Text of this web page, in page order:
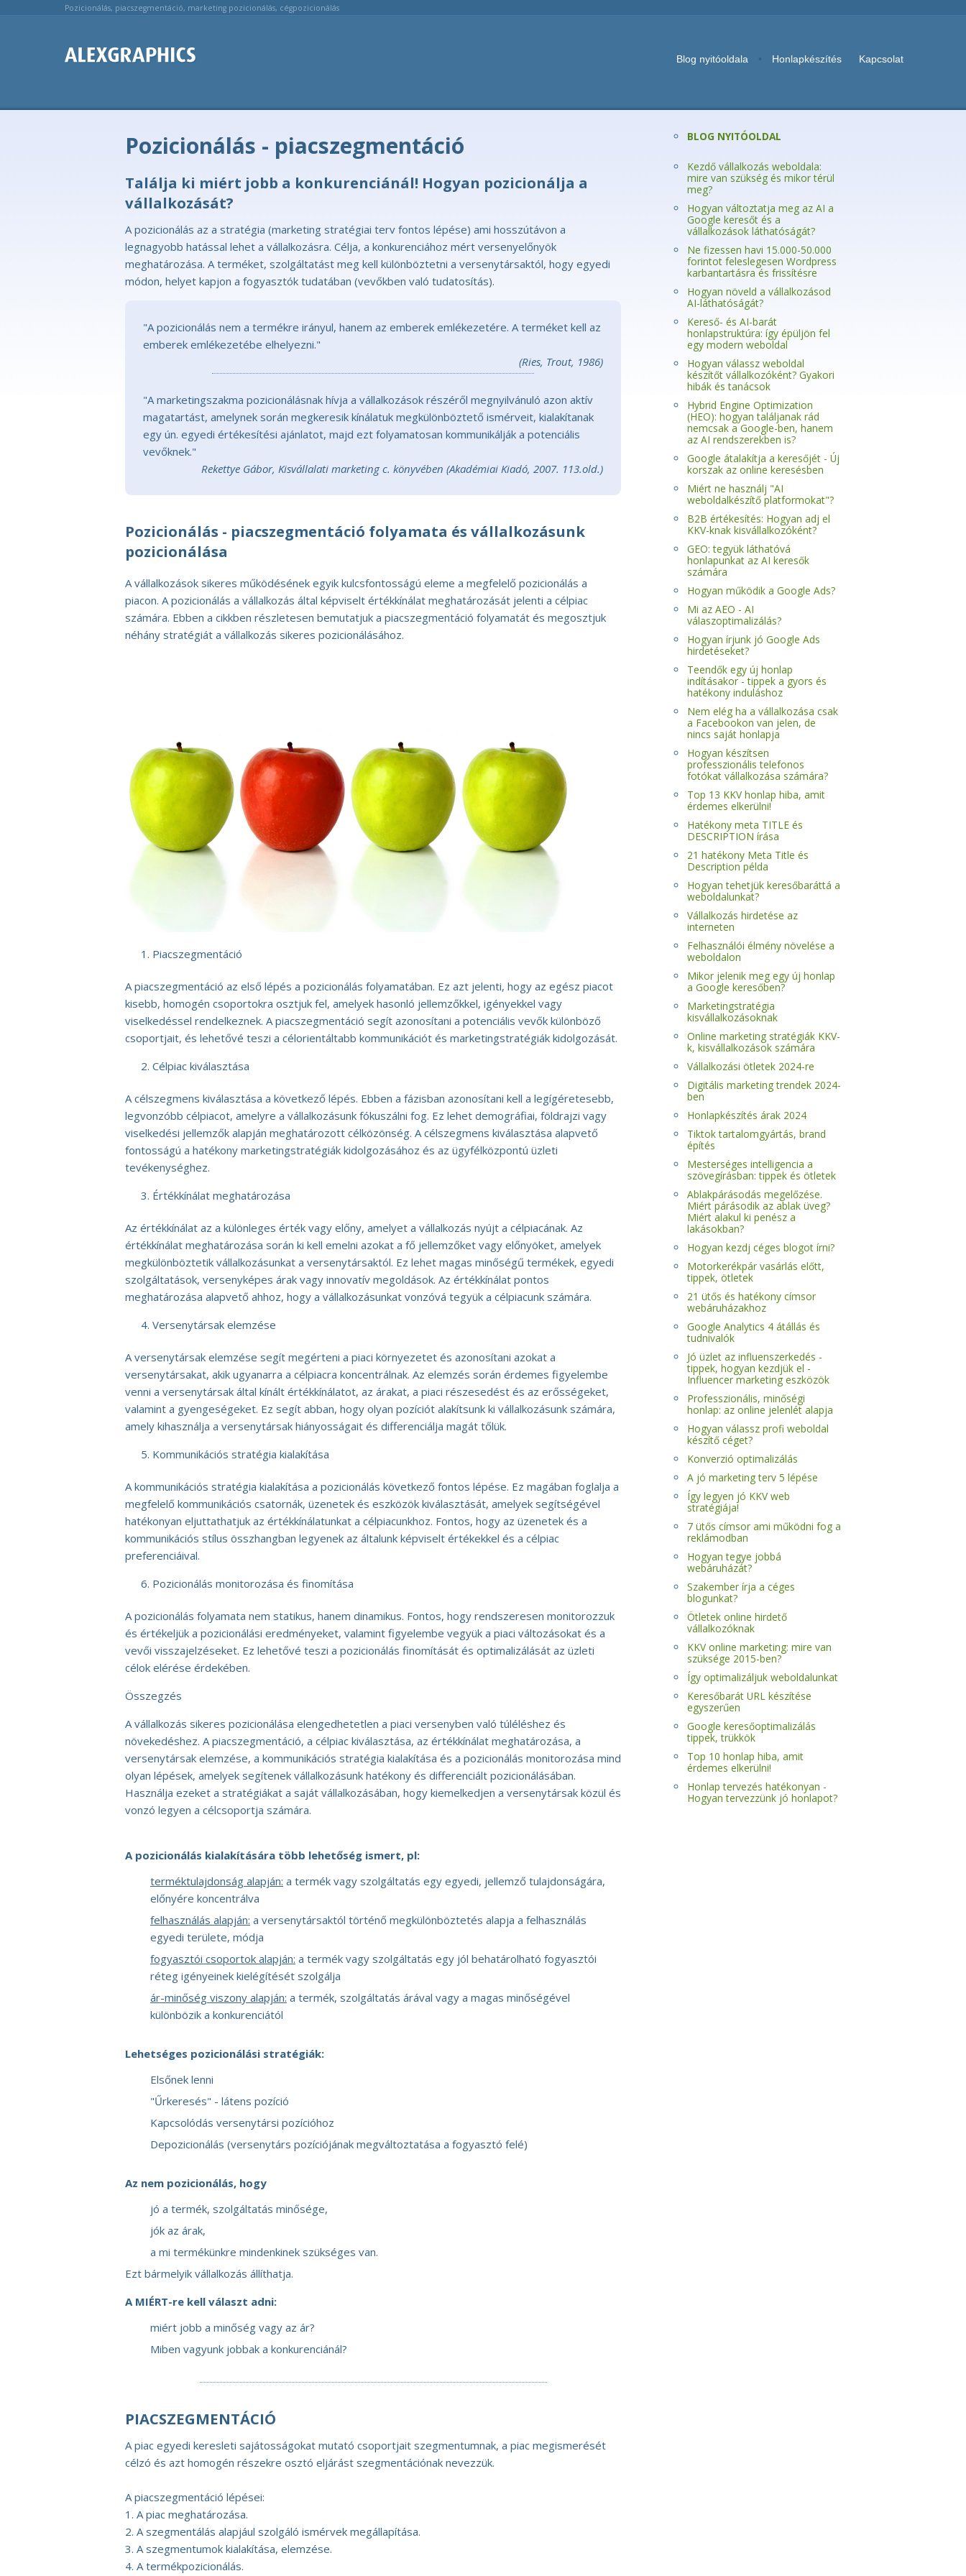
Pozicionálás, piacszegmentáció, marketing pozicionálás, cégpozicionálás
Blog nyitóoldala Honlapkészítés Kapcsolat
Pozicionálás - piacszegmentáció
Találja ki miért jobb a konkurenciánál! Hogyan pozicionálja a
vállalkozását?
A pozicionálás az a stratégia (marketing stratégiai terv fontos lépése) ami hosszútávon a
legnagyobb hatással lehet a vállalkozásra. Célja, a konkurenciához mért versenyelőnyök
meghatározása. A terméket, szolgáltatást meg kell különböztetni a versenytársaktól, hogy egyedi
módon, helyet kapjon a fogyasztók tudatában (vevőkben való tudatosítás).
"A pozicionálás nem a termékre irányul, hanem az emberek emlékezetére. A terméket kell az
emberek emlékezetébe elhelyezni."
(Ries, Trout, 1986)
"A marketingszakma pozicionálásnak hívja a vállalkozások részéről megnyilvánuló azon aktív
magatartást, amelynek során megkeresik kínálatuk megkülönböztető ismérveit, kialakítanak
egy ún. egyedi értékesítési ajánlatot, majd ezt folyamatosan kommunikálják a potenciális
vevőknek."
Rekettye Gábor, Kisvállalati marketing c. könyvében (Akadémiai Kiadó, 2007. 113.old.)
Pozicionálás - piacszegmentáció folyamata és vállalkozásunk
pozicionálása
A vállalkozások sikeres működésének egyik kulcsfontosságú eleme a megfelelő pozicionálás a
piacon. A pozicionálás a vállalkozás által képviselt értékkínálat meghatározását jelenti a célpiac
számára. Ebben a cikkben részletesen bemutatjuk a piacszegmentáció folyamatát és megosztjuk
néhány stratégiát a vállalkozás sikeres pozicionálásához.
Piacszegmentáció
A piacszegmentáció az első lépés a pozicionálás folyamatában. Ez azt jelenti, hogy az egész piacot
kisebb, homogén csoportokra osztjuk fel, amelyek hasonló jellemzőkkel, igényekkel vagy
viselkedéssel rendelkeznek. A piacszegmentáció segít azonosítani a potenciális vevők különböző
csoportjait, és lehetővé teszi a célorientáltabb kommunikációt és marketingstratégiák kidolgozását.
Célpiac kiválasztása
A célszegmens kiválasztása a következő lépés. Ebben a fázisban azonosítani kell a legígéretesebb,
legvonzóbb célpiacot, amelyre a vállalkozásunk fókuszálni fog. Ez lehet demográfiai, földrajzi vagy
viselkedési jellemzők alapján meghatározott célközönség. A célszegmens kiválasztása alapvető
fontosságú a hatékony marketingstratégiák kidolgozásához és az ügyfélközpontú üzleti
tevékenységhez.
Értékkínálat meghatározása
Az értékkínálat az a különleges érték vagy előny, amelyet a vállalkozás nyújt a célpiacának. Az
értékkínálat meghatározása során ki kell emelni azokat a fő jellemzőket vagy előnyöket, amelyek
megkülönböztetik vállalkozásunkat a versenytársaktól. Ez lehet magas minőségű termékek, egyedi
szolgáltatások, versenyképes árak vagy innovatív megoldások. Az értékkínálat pontos
meghatározása alapvető ahhoz, hogy a vállalkozásunkat vonzóvá tegyük a célpiacunk számára.
Versenytársak elemzése
A versenytársak elemzése segít megérteni a piaci környezetet és azonosítani azokat a
versenytársakat, akik ugyanarra a célpiacra koncentrálnak. Az elemzés során érdemes figyelembe
venni a versenytársak által kínált értékkínálatot, az árakat, a piaci részesedést és az erősségeket,
valamint a gyengeségeket. Ez segít abban, hogy olyan pozíciót alakítsunk ki vállalkozásunk számára,
amely kihasználja a versenytársak hiányosságait és differenciálja magát tőlük.
Kommunikációs stratégia kialakítása
A kommunikációs stratégia kialakítása a pozicionálás következő fontos lépése. Ez magában foglalja a
megfelelő kommunikációs csatornák, üzenetek és eszközök kiválasztását, amelyek segítségével
hatékonyan eljuttathatjuk az értékkínálatunkat a célpiacunkhoz. Fontos, hogy az üzenetek és a
kommunikációs stílus összhangban legyenek az általunk képviselt értékekkel és a célpiac
preferenciáival.
Pozicionálás monitorozása és finomítása
A pozicionálás folyamata nem statikus, hanem dinamikus. Fontos, hogy rendszeresen monitorozzuk
és értékeljük a pozicionálási eredményeket, valamint figyelembe vegyük a piaci változásokat és a
vevői visszajelzéseket. Ez lehetővé teszi a pozicionálás finomítását és optimalizálását az üzleti
célok elérése érdekében.
Összegzés
A vállalkozás sikeres pozicionálása elengedhetetlen a piaci versenyben való túléléshez és
növekedéshez. A piacszegmentáció, a célpiac kiválasztása, az értékkínálat meghatározása, a
versenytársak elemzése, a kommunikációs stratégia kialakítása és a pozicionálás monitorozása mind
olyan lépések, amelyek segítenek vállalkozásunk hatékony és differenciált pozicionálásában.
Használja ezeket a stratégiákat a saját vállalkozásában, hogy kiemelkedjen a versenytársak közül és
vonzó legyen a célcsoportja számára.
A pozicionálás kialakítására több lehetőség ismert, pl:
terméktulajdonság alapján: a termék vagy szolgáltatás egy egyedi, jellemző tulajdonságára,
előnyére koncentrálva
felhasználás alapján: a versenytársaktól történő megkülönböztetés alapja a felhasználás
egyedi területe, módja
fogyasztói csoportok alapján: a termék vagy szolgáltatás egy jól behatárolható fogyasztói
réteg igényeinek kielégítését szolgálja
ár-minőség viszony alapján: a termék, szolgáltatás árával vagy a magas minőségével
különbözik a konkurenciától
Lehetséges pozicionálási stratégiák:
Elsőnek lenni
"Űrkeresés" - látens pozíció
Kapcsolódás versenytársi pozícióhoz
Depozicionálás (versenytárs pozíciójának megváltoztatása a fogyasztó felé)
Az nem pozicionálás, hogy
jó a termék, szolgáltatás minősége,
jók az árak,
a mi termékünkre mindenkinek szükséges van.
Ezt bármelyik vállalkozás állíthatja.
A MIÉRT-re kell választ adni:
miért jobb a minőség vagy az ár?
Miben vagyunk jobbak a konkurenciánál?
PIACSZEGMENTÁCIÓ
A piac egyedi keresleti sajátosságokat mutató csoportjait szegmentumnak, a piac megismerését
célzó és azt homogén részekre osztó eljárást szegmentációnak nevezzük.
A piacszegmentáció lépései:
1. A piac meghatározása.
2. A szegmentálás alapjául szolgáló ismérvek megállapítása.
3. A szegmentumok kialakítása, elemzése.
4. A termékpozicionálás.
BLOG NYITÓOLDAL
Kezdő vállalkozás weboldala:
mire van szükség és mikor térül
meg?
Hogyan változtatja meg az AI a
Google keresőt és a
vállalkozások láthatóságát?
Ne fizessen havi 15.000-50.000
forintot feleslegesen Wordpress
karbantartásra és frissítésre
Hogyan növeld a vállalkozásod
AI-láthatóságát?
Kereső- és AI-barát
honlapstruktúra: így épüljön fel
egy modern weboldal
Hogyan válassz weboldal
készítőt vállalkozóként? Gyakori
hibák és tanácsok
Hybrid Engine Optimization
(HEO): hogyan találjanak rád
nemcsak a Google-ben, hanem
az AI rendszerekben is?
Google átalakítja a keresőjét - Új
korszak az online keresésben
Miért ne használj "AI
weboldalkészítő platformokat"?
B2B értékesítés: Hogyan adj el
KKV-knak kisvállalkozóként?
GEO: tegyük láthatóvá
honlapunkat az AI keresők
számára
Hogyan működik a Google Ads?
Mi az AEO - AI
válaszoptimalizálás?
Hogyan írjunk jó Google Ads
hirdetéseket?
Teendők egy új honlap
indításakor - tippek a gyors és
hatékony induláshoz
Nem elég ha a vállalkozása csak
a Facebookon van jelen, de
nincs saját honlapja
Hogyan készítsen
professzionális telefonos
fotókat vállalkozása számára?
Top 13 KKV honlap hiba, amit
érdemes elkerülni!
Hatékony meta TITLE és
DESCRIPTION írása
21 hatékony Meta Title és
Description példa
Hogyan tehetjük keresőbaráttá a
weboldalunkat?
Vállalkozás hirdetése az
interneten
Felhasználói élmény növelése a
weboldalon
Mikor jelenik meg egy új honlap
a Google keresőben?
Marketingstratégia
kisvállalkozásoknak
Online marketing stratégiák KKV-
k, kisvállalkozások számára
Vállalkozási ötletek 2024-re
Digitális marketing trendek 2024-
ben
Honlapkészítés árak 2024
Tiktok tartalomgyártás, brand
építés
Mesterséges intelligencia a
szövegírásban: tippek és ötletek
Ablakpárásodás megelőzése.
Miért párásodik az ablak üveg?
Miért alakul ki penész a
lakásokban?
Hogyan kezdj céges blogot írni?
Motorkerékpár vasárlás előtt,
tippek, ötletek
21 ütős és hatékony címsor
webáruházakhoz
Google Analytics 4 átállás és
tudnivalók
Jó üzlet az influenszerkedés -
tippek, hogyan kezdjük el -
Influencer marketing eszközök
Professzionális, minőségi
honlap: az online jelenlét alapja
Hogyan válassz profi weboldal
készítő céget?
Konverzió optimalizálás
A jó marketing terv 5 lépése
Így legyen jó KKV web
stratégiája!
7 ütős címsor ami működni fog a
reklámodban
Hogyan tegye jobbá
webáruházát?
Szakember írja a céges
blogunkat?
Ötletek online hirdető
vállalkozóknak
KKV online marketing: mire van
szüksége 2015-ben?
Így optimalizáljuk weboldalunkat
Keresőbarát URL készítése
egyszerűen
Google keresőoptimalizálás
tippek, trükkök
Top 10 honlap hiba, amit
érdemes elkerülni!
Honlap tervezés hatékonyan -
Hogyan tervezzünk jó honlapot?